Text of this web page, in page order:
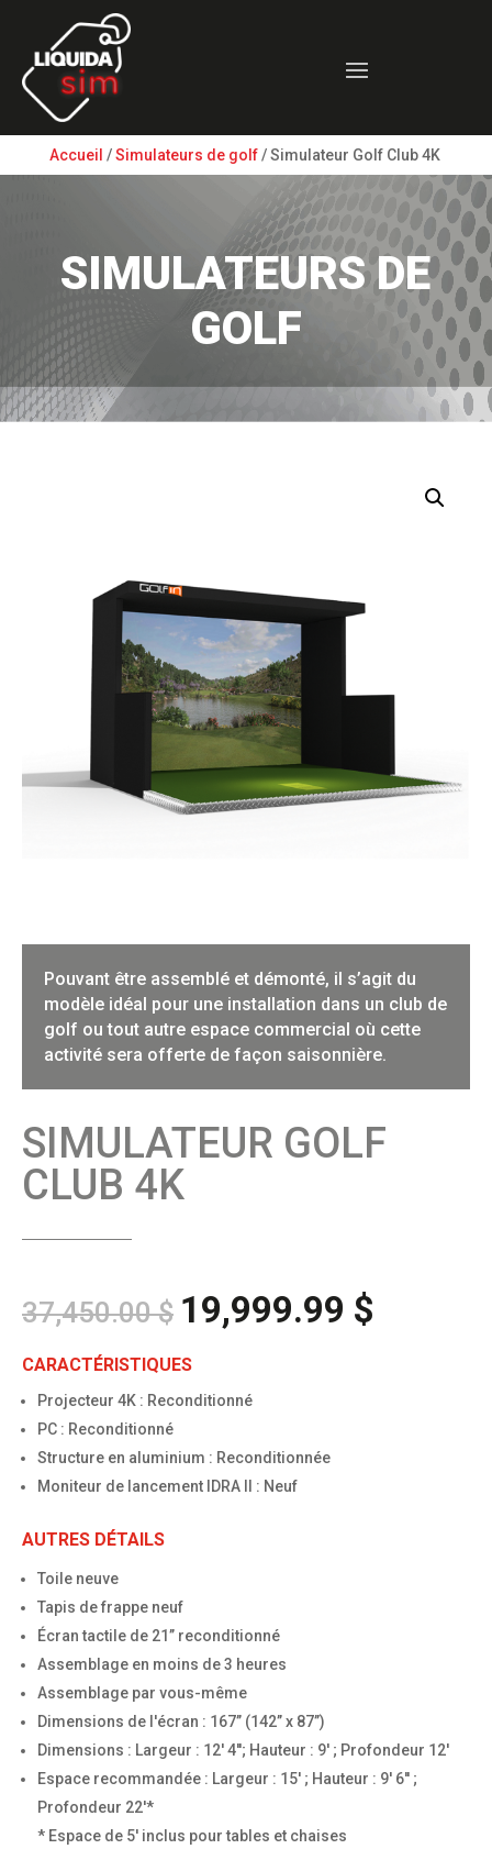
Accueil /Simulateurs de golf/ Simulateur Golf Club 4K
SIMULATEURS DE
GOLF
Pouvant être assemblé et démonté, il s’agit du
modèle idéal pour une installation dans un club de
golf ou tout autre espace commercial où cette
activité sera offerte de façon saisonnière.
SIMULATEUR GOLF
CLUB 4K
37,450.00$ Le
prix
initial
37,450.00 $.
19,999.99 $
CARACTÉRISTIQUES
Projecteur 4K : Reconditionné
PC : Reconditionné
Structure en aluminium : Reconditionnée
Moniteur de lancement IDRA II : Neuf
AUTRES DÉTAILS
Toile neuve
Tapis de frappe neuf
Écran tactile de 21’’ reconditionné
Assemblage en moins de 3 heures
Assemblage par vous-même
Dimensions de l'écran : 167’’ (142’’ x 87’’)
Dimensions : Largeur : 12' 4''; Hauteur : 9' ; Profondeur 12'
Espace recommandée : Largeur : 15' ; Hauteur : 9' 6'' ;
Profondeur 22'*
* Espace de 5' inclus pour tables et chaises